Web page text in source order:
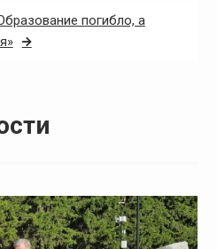
погибло, а